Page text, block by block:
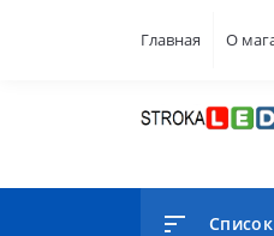
Главная О